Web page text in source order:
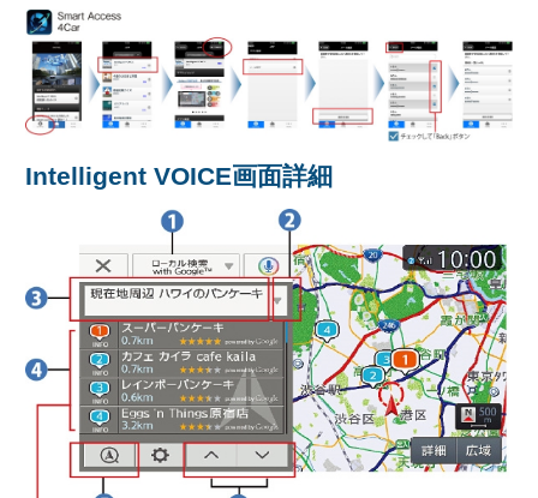
Intelligent VOICE画面詳細